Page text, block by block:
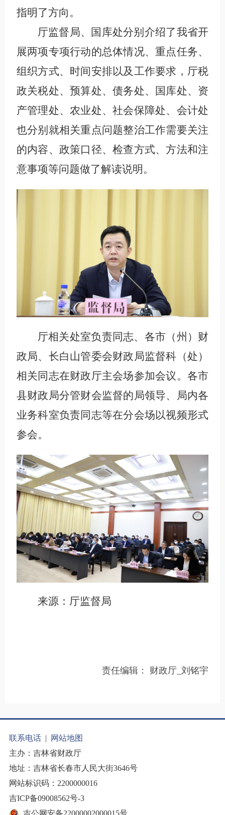
指明了方向。
厅监督局、国库处分别介绍了我省开
展两项专项行动的总体情况、重点任务、
组织方式、时间安排以及工作要求，厅税
政关税处、预算处、债务处、国库处、资
产管理处、农业处、社会保障处、会计处
也分别就相关重点问题整治工作需要关注
的内容、政策口径、检查方式、方法和注
意事项等问题做了解读说明。
厅相关处室负责同志、各市（州）财
政局、长白山管委会财政局监督科（处）
相关同志在财政厅主会场参加会议。各市
县财政局分管财会监督的局领导、局内各
业务科室负责同志等在分会场以视频形式
参会。
来源：厅监督局
责任编辑： 财政厅_刘铭宇
联系电话 |
网站地图
主办：吉林省财政厅
地址：吉林省长春市人民大街3646号
网站标识码：2200000016
吉ICP备09008562号-3
吉公网安备22000002000015号